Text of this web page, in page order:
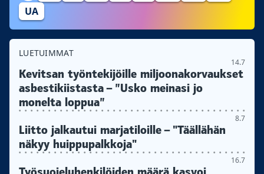
UA
LUETUIMMAT
14.7
Kevitsan työntekijöille miljoonakorvaukset
asbestikiistasta – ”Usko meinasi jo
monelta loppua”
8.7
Liitto jalkautui marjatiloille – "Täällähän
näkyy huippupalkkoja"
16.7